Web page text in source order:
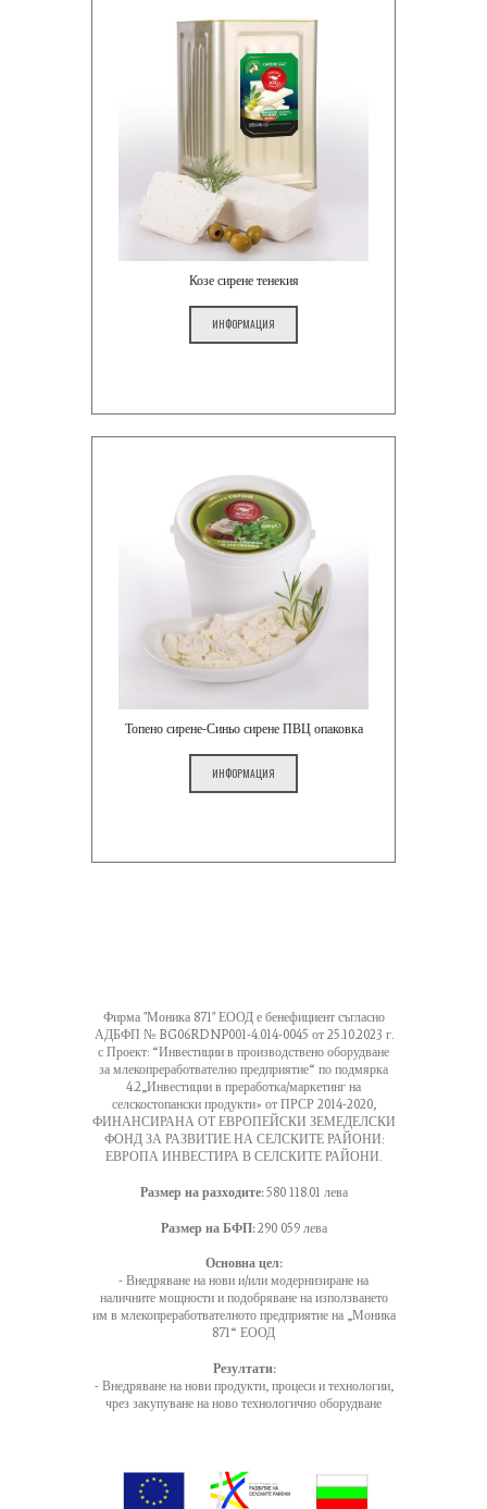
Козе сирене тенекия
ИНФОРМАЦИЯ
Топено сирене-Синьо сирене ПВЦ опаковка
ИНФОРМАЦИЯ
Фирма "Моника 871" ЕООД е бенефициент съгласно
АДБФП № BG06RDNP001-4.014-0045 от 25.10.2023 г.
с Проект: “Инвестиции в производствено оборудване
за млекопреработвателно предприятие“ по подмярка
4.2„Инвестиции в преработка/маркетинг на
селскостопански продукти» от ПРСР 2014-2020,
ФИНАНСИРАНА ОТ ЕВРОПЕЙСКИ ЗЕМЕДЕЛСКИ
ФОНД ЗА РАЗВИТИЕ НА СЕЛСКИТЕ РАЙОНИ:
ЕВРОПА ИНВЕСТИРА В СЕЛСКИТЕ РАЙОНИ.
Размер на разходите:580 118.01 лева
Размер на БФП:290 059 лева
Основна цел:
- Внедряване на нови и/или модернизиране на
наличните мощности и подобряване на използването
им в млекопреработвателното предприятие на „Моника
871“ ЕООД
Резултати:
- Внедряване на нови продукти, процеси и технологии,
чрез закупуване на ново технологично оборудване